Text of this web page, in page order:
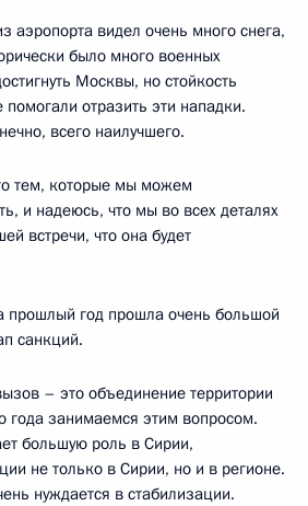
аэропорта видел очень много снега,
было много военных
Москвы, но стойкость
отразить эти нападки.
всего наилучшего.
тем, которые мы можем
и надеюсь, что мы во всех деталях
встречи, что она будет
прошлый год прошла очень большой
санкций.
– это объединение территории
занимаемся этим вопросом.
большую роль в Сирии,
не только в Сирии, но и в регионе.
нуждается в стабилизации.